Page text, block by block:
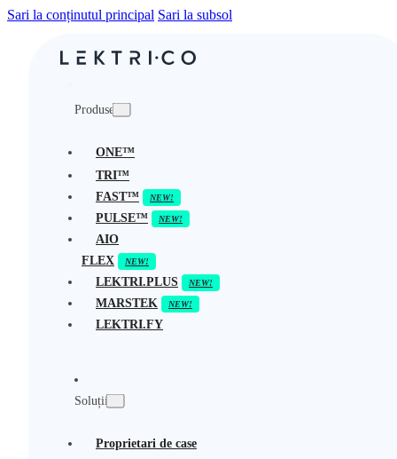
Sari la conținutul principal Sari la subsol
Produse
ONE™
TRI™
FAST™
PULSE™
AIO
FLEX
LEKTRI.PLUS
MARSTEK
LEKTRI.FY
Soluții
Proprietari de case